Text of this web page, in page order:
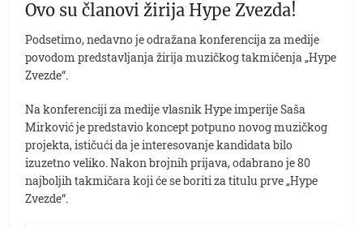
Ovo su članovi žirija Hype Zvezda!
Podsetimo, nedavno je odražana konferencija za medije
povodom predstavljanja žirija muzičkog takmičenja „Hype
Zvezde“.
Na konferenciji za medije vlasnik Hype imperije Saša
Mirković je predstavio koncept potpuno novog muzičkog
projekta, ističući da je interesovanje kandidata bilo
izuzetno veliko. Nakon brojnih prijava, odabrano je 80
najboljih takmičara koji će se boriti za titulu prve „Hype
Zvezde“.